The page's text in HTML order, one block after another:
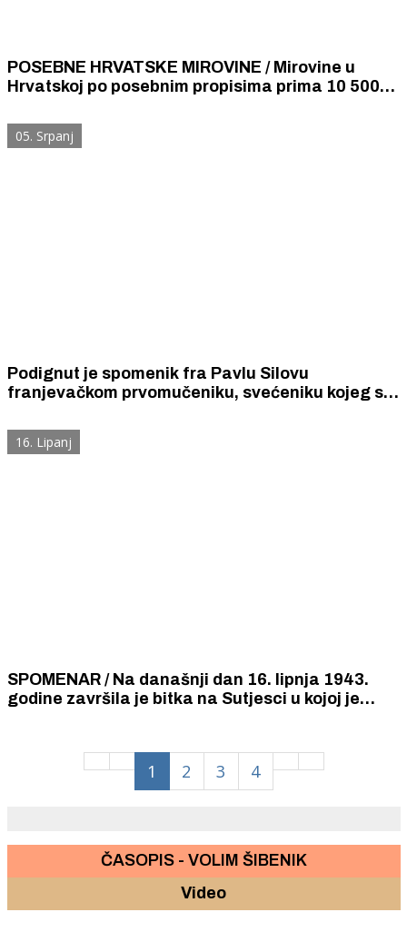
POSEBNE HRVATSKE MIROVINE / Mirovine u
Hrvatskoj po posebnim propisima prima 10 500
prosjeku imaju mirovine od 488 eura.
05. Srpanj
Podignut je spomenik fra Pavlu Silovu
franjevačkom prvomučeniku, svećeniku kojeg su
Promini.
16. Lipanj
SPOMENAR / Na današnji dan 16. lipnja 1943.
godine završila je bitka na Sutjesci u kojoj je
1 2 3 4
ČASOPIS - VOLIM ŠIBENIK
Video